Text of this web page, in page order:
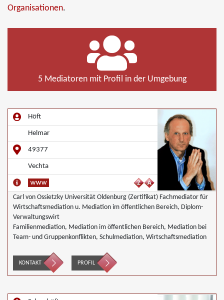
Organisationen.
5 Mediatoren mit Profil in der Umgebung
Höft
Helmar
49377
Vechta
Carl von Ossietzky Universität Oldenburg (Zertifikat) Fachmediator für
Wirtschaftsmediation u. Mediation im öffentlichen Bereich, Diplom-
Verwaltungswirt
Familienmediation, Mediation im öffentlichen Bereich, Mediation bei
Team- und Gruppenkonflikten, Schulmediation, Wirtschaftsmediation
KONTAKT PROFIL